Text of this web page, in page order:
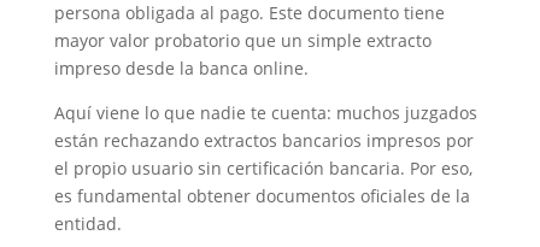
persona obligada al pago. Este documento tiene
mayor valor probatorio que un simple extracto
impreso desde la banca online.
Aquí viene lo que nadie te cuenta: muchos juzgados
están rechazando extractos bancarios impresos por
el propio usuario sin certificación bancaria. Por eso,
es fundamental obtener documentos oficiales de la
entidad.